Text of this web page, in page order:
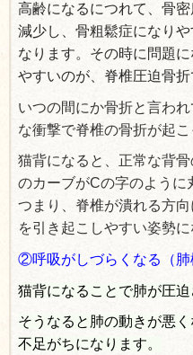
高齢になるにつれて、骨
減少し、骨粗鬆症になりや
なります。その時に問題に
やすいのが、脊椎圧迫骨折
いつの間にか骨折と言わ
な衝撃で脊椎の骨折が起こ
猫背になると、正常な背
のカーブがCの字のように
つまり、脊椎が潰れる方
を引き起こしやすい姿勢に
②呼吸がしづらくなる（肺
猫背になることで肺が圧迫
そうなると肺の動きが悪
不足がちになります。